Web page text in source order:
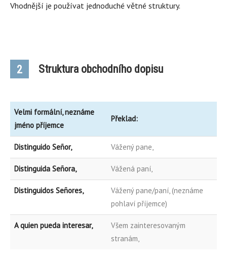
Vhodnější je používat jednoduché větné struktury.
2 Struktura obchodního dopisu
Velmi formální, neznáme
jméno příjemce
Překlad:
Distinguido Señor, Vážený pane,
Distinguida Señora, Vážená paní,
Distinguidos Señores,
Vážený pane/paní, (neznáme
pohlaví příjemce)
A quien pueda interesar,
Všem zainteresovaným
stranám,